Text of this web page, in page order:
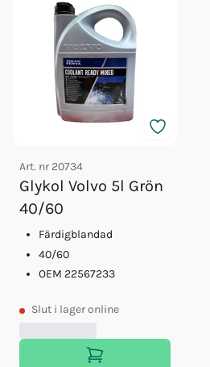
Art. nr 20734
Glykol Volvo 5l Grön
40/60
Färdigblandad
40/60
OEM 22567233
Slut i lager online